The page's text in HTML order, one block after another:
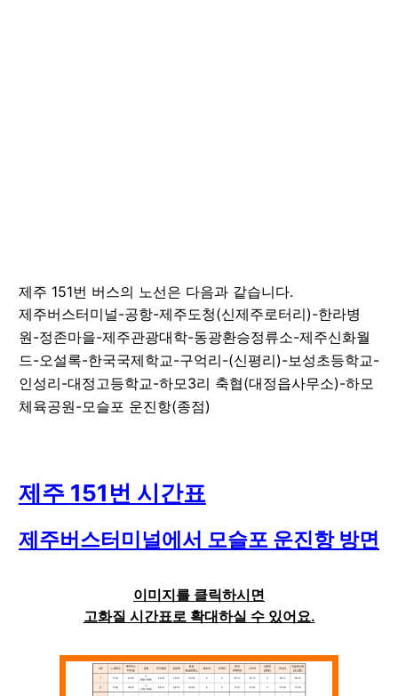
제주 151번 버스의 노선은 다음과 같습니다.
제주버스터미널-공항-제주도청(신제주로터리)-한라병
원-정존마을-제주관광대학-동광환승정류소-제주신화월
드-오설록-한국국제학교-구억리-(신평리)-보성초등학교-
인성리-대정고등학교-하모3리 축협(대정읍사무소)-하모
체육공원-모슬포 운진항(종점)
제주 151번 시간표
제주버스터미널에서 모슬포 운진항방면
이미지를 클릭하시면
고화질 시간표로 확대하실 수 있어요.